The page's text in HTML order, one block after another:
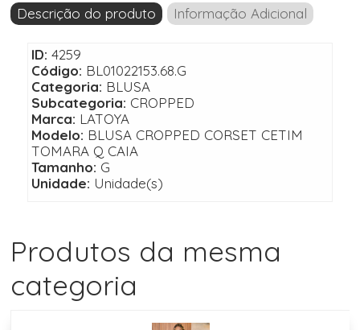
Descrição do produto Informação Adicional
ID: 4259
Código: BL01022153.68.G
Categoria: BLUSA
Subcategoria: CROPPED
Marca: LATOYA
Modelo: BLUSA CROPPED CORSET CETIM
TOMARA Q CAIA
Tamanho: G
Unidade: Unidade(s)
Produtos da mesma
categoria